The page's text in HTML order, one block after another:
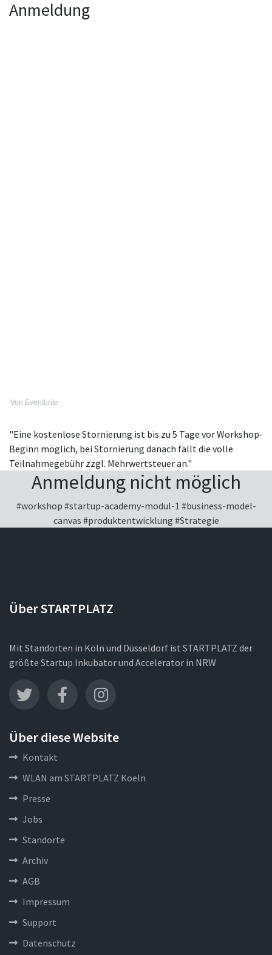
Anmeldung
Von Eventbrite
"Eine kostenlose Stornierung ist bis zu 5 Tage vor Workshop-
Beginn möglich, bei Stornierung danach fällt die volle
Teilnahmegebühr zzgl. Mehrwertsteuer an."
Anmeldung nicht möglich
#workshop #startup-academy-modul-1 #business-model-
canvas #produktentwicklung #Strategie
Über STARTPLATZ
Mit Standorten in Köln und Düsseldorf ist STARTPLATZ der
größte Startup Inkubator und Accelerator in NRW
Über diese Website
Kontakt
WLAN am STARTPLATZ Koeln
Presse
Jobs
Standorte
Archiv
AGB
Impressum
Support
Datenschutz